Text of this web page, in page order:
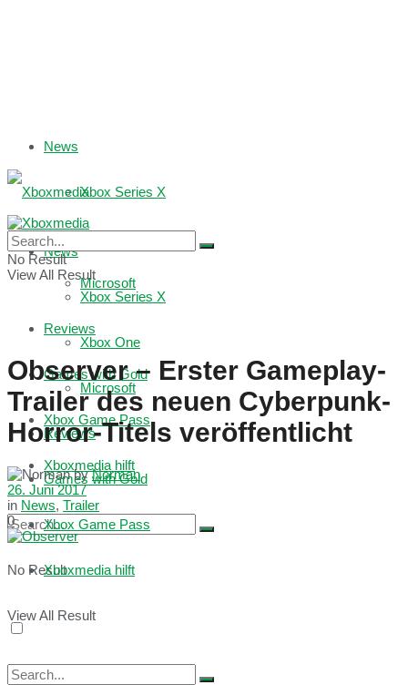
News
Xbox Series X
Microsoft
Reviews
Games with Gold
Xbox Game Pass
Xboxmedia hilft
No Result
View All Result
News
Xbox Series X
Xbox One
Microsoft
Reviews
Games with Gold
Xbox Game Pass
Xboxmedia hilft
No Result
View All Result
Observer – Erster Gameplay-
Trailer des neuen Cyberpunk-
Horror-Titels veröffentlicht
by Norman
26. Juni 2017
in News, Trailer
0